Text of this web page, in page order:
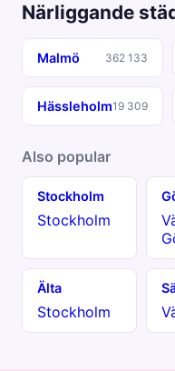
Närliggande
Malmö 362 133
Hässleholm19 309
Also popular
Stockholm
Stockholm
Älta
Stockholm